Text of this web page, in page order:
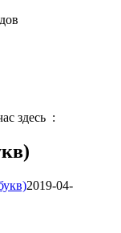
здесь :
2019-04-